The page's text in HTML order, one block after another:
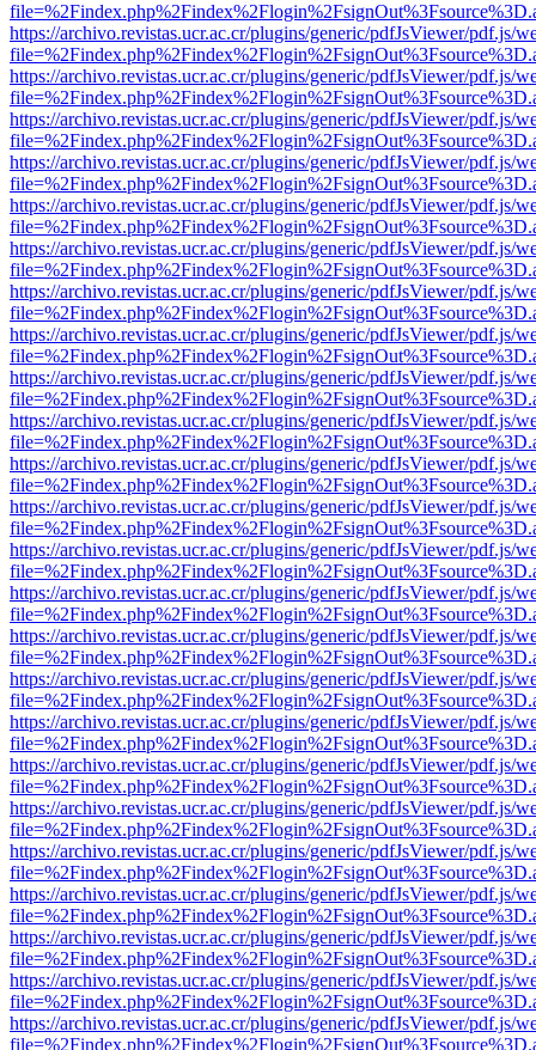
https://archivo.revistas.ucr.ac.cr/plugins/generic/pdfJsViewer/pdf.js/
https://archivo.revistas.ucr.ac.cr/plugins/generic/pdfJsViewer/pdf.js/
https://archivo.revistas.ucr.ac.cr/plugins/generic/pdfJsViewer/pdf.js/
https://archivo.revistas.ucr.ac.cr/plugins/generic/pdfJsViewer/pdf.js/
https://archivo.revistas.ucr.ac.cr/plugins/generic/pdfJsViewer/pdf.js/
https://archivo.revistas.ucr.ac.cr/plugins/generic/pdfJsViewer/pdf.js/
https://archivo.revistas.ucr.ac.cr/plugins/generic/pdfJsViewer/pdf.js/
https://archivo.revistas.ucr.ac.cr/plugins/generic/pdfJsViewer/pdf.js/
https://archivo.revistas.ucr.ac.cr/plugins/generic/pdfJsViewer/pdf.js/
https://archivo.revistas.ucr.ac.cr/plugins/generic/pdfJsViewer/pdf.js/
https://archivo.revistas.ucr.ac.cr/plugins/generic/pdfJsViewer/pdf.js/
https://archivo.revistas.ucr.ac.cr/plugins/generic/pdfJsViewer/pdf.js/
https://archivo.revistas.ucr.ac.cr/plugins/generic/pdfJsViewer/pdf.js/
https://archivo.revistas.ucr.ac.cr/plugins/generic/pdfJsViewer/pdf.js/
https://archivo.revistas.ucr.ac.cr/plugins/generic/pdfJsViewer/pdf.js/
https://archivo.revistas.ucr.ac.cr/plugins/generic/pdfJsViewer/pdf.js/
https://archivo.revistas.ucr.ac.cr/plugins/generic/pdfJsViewer/pdf.js/
https://archivo.revistas.ucr.ac.cr/plugins/generic/pdfJsViewer/pdf.js/
https://archivo.revistas.ucr.ac.cr/plugins/generic/pdfJsViewer/pdf.js/
https://archivo.revistas.ucr.ac.cr/plugins/generic/pdfJsViewer/pdf.js/
https://archivo.revistas.ucr.ac.cr/plugins/generic/pdfJsViewer/pdf.js/
https://archivo.revistas.ucr.ac.cr/plugins/generic/pdfJsViewer/pdf.js/
https://archivo.revistas.ucr.ac.cr/plugins/generic/pdfJsViewer/pdf.js/
https://archivo.revistas.ucr.ac.cr/plugins/generic/pdfJsViewer/pdf.js/